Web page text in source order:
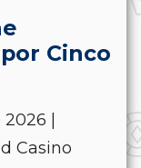
Cinco
|
Casino